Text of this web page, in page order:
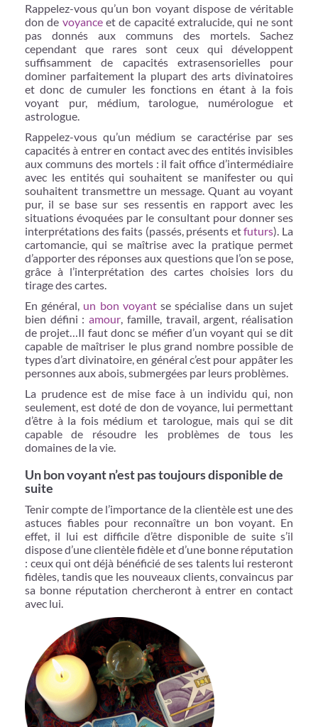
Rappelez-vous qu’un bon voyant dispose de véritable
don de voyanceet de capacité extralucide, qui ne sont
pas donnés aux communs des mortels. Sachez
cependant que rares sont ceux qui développent
suffisamment de capacités extrasensorielles pour
dominer parfaitement la plupart des arts divinatoires
et donc de cumuler les fonctions en étant à la fois
voyant pur, médium, tarologue, numérologue et
astrologue.
Rappelez-vous qu’un médium se caractérise par ses
capacités à entrer en contact avec des entités invisibles
aux communs des mortels : il fait office d’intermédiaire
avec les entités qui souhaitent se manifester ou qui
souhaitent transmettre un message. Quant au voyant
pur, il se base sur ses ressentis en rapport avec les
situations évoquées par le consultant pour donner ses
interprétations des faits (passés, présents etfuturs). La
cartomancie, qui se maîtrise avec la pratique permet
d’apporter des réponses aux questions que l’on se pose,
grâce à l’interprétation des cartes choisies lors du
tirage des cartes.
En général, un bon voyantse spécialise dans un sujet
bien défini :amour, famille, travail, argent, réalisation
de projet…Il faut donc se méfier d’un voyant qui se dit
capable de maîtriser le plus grand nombre possible de
types d’art divinatoire, en général c’est pour appâter les
personnes aux abois, submergées par leurs problèmes.
La prudence est de mise face à un individu qui, non
seulement, est doté de don de voyance, lui permettant
d’être à la fois médium et tarologue, mais qui se dit
capable de résoudre les problèmes de tous les
domaines de la vie.
Un bon voyant n’est pas toujours disponible de
suite
Tenir compte de l’importance de la clientèle est une des
astuces fiables pour reconnaître un bon voyant. En
effet, il lui est difficile d’être disponible de suite s’il
dispose d’une clientèle fidèle et d’une bonne réputation
: ceux qui ont déjà bénéficié de ses talents lui resteront
fidèles, tandis que les nouveaux clients, convaincus par
sa bonne réputation chercheront à entrer en contact
avec lui.